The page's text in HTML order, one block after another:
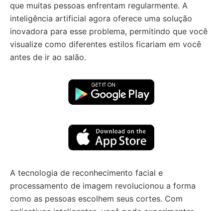
que muitas pessoas enfrentam regularmente. A
inteligência artificial agora oferece uma solução
inovadora para esse problema, permitindo que você
visualize como diferentes estilos ficariam em você
antes de ir ao salão.
A tecnologia de reconhecimento facial e
processamento de imagem revolucionou a forma
como as pessoas escolhem seus cortes. Com